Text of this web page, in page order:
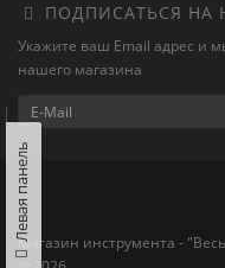
ПОДПИСАТЬСЯ НА
Укажите ваш Email адрес и
нашего магазина
Магазин инструмента -
Левая панель